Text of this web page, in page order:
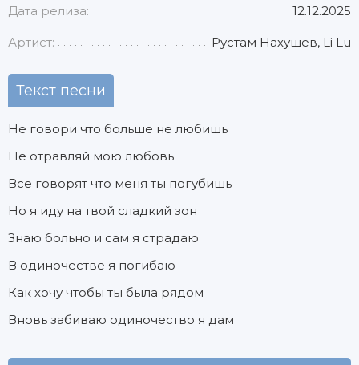
Дата релиза: 12.12.2025
Артист: Рустам Нахушев, Li Lu
Текст песни
Не говори что больше не любишь
Не отравляй мою любовь
Все говорят что меня ты погубишь
Но я иду на твой сладкий зон
Знаю больно и сам я страдаю
В одиночестве я погибаю
Как хочу чтобы ты была рядом
Вновь забиваю одиночество я дам